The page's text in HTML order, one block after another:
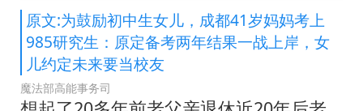
原文:为鼓励初中生女儿，成都41岁妈妈考上
985研究生：原定备考两年结果一战上岸，女
儿约定未来要当校友
魔法部高能事务司